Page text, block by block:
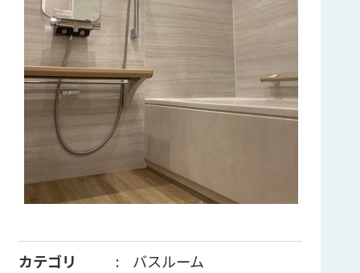
カテゴリ
バスルーム